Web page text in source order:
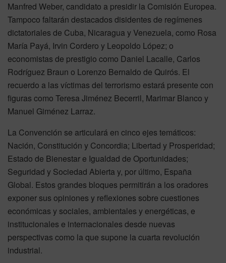
Manfred Weber, candidato a presidir la Comisión Europea.
Tampoco faltarán destacados disidentes de regímenes
dictatoriales de Cuba, Nicaragua y Venezuela, como Rosa
María Payá, Irvin Cordero y Leopoldo López; o
economistas de prestigio como Daniel Lacalle, Carlos
Rodríguez Braun o Lorenzo Bernaldo de Quirós. El
recuerdo a las víctimas del terrorismo estará presente con
figuras como Teresa Jiménez Becerril, Marimar Blanco y
Manuel Giménez Larraz.
La Convención se articulará en cinco ejes temáticos:
Nación, Constitución y Concordia; Libertad y Prosperidad;
Estado de Bienestar e Igualdad de Oportunidades;
Seguridad y Sociedad Abierta y, por último, España
Global. Estos grandes bloques permitirán a los oradores
exponer sus opiniones y reflexiones sobre cuestiones
económicas y sociales, ambientales y energéticas, e
institucionales e internacionales desde nuevas
perspectivas como la que supone la cuarta revolución
industrial.